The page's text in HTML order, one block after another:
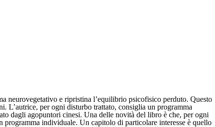
neurovegetativo e ripristina l’equilibrio psicofisico perduto. Questo
L’autrice, per ogni disturbo trattato, consiglia un programma
dagli agopuntori cinesi. Una delle novità del libro è che, per ogni
individuale. Un capitolo di particolare interesse è quello